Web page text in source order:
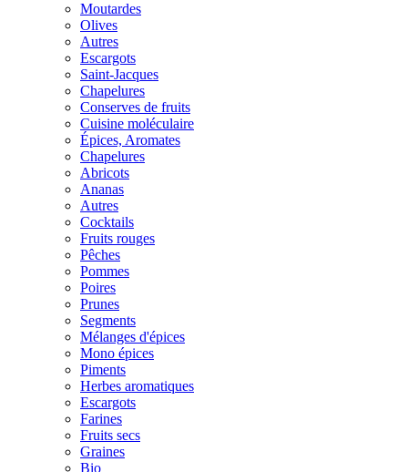
Moutardes
Olives
Autres
Escargots
Saint-Jacques
Chapelures
Conserves de fruits
Cuisine moléculaire
Épices, Aromates
Chapelures
Abricots
Ananas
Autres
Cocktails
Fruits rouges
Pêches
Pommes
Poires
Prunes
Segments
Mélanges d'épices
Mono épices
Piments
Herbes aromatiques
Escargots
Farines
Fruits secs
Graines
Bio